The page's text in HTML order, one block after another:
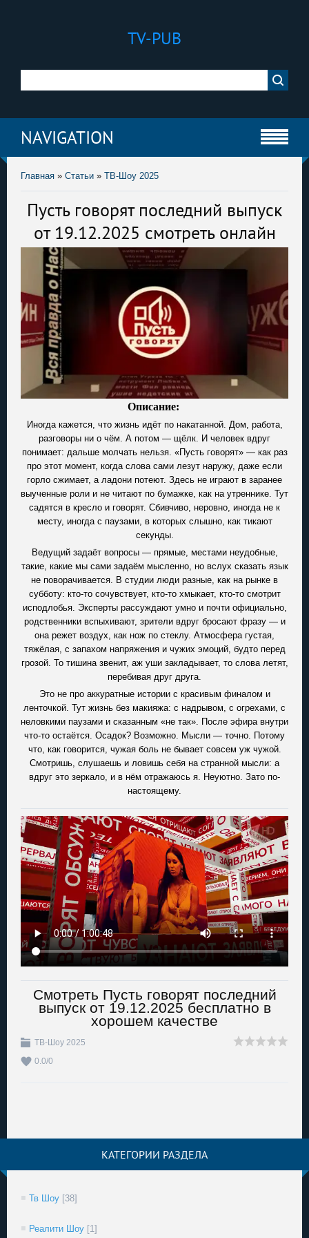
TV-PUB
NAVIGATION
Главная » Статьи » ТВ-Шоу 2025
Пусть говорят последний выпуск
от 19.12.2025 смотреть онлайн
Описание:
Иногда кажется, что жизнь идёт по накатанной. Дом, работа,
разговоры ни о чём. А потом — щёлк. И человек вдруг
понимает: дальше молчать нельзя. «Пусть говорят» — как раз
про этот момент, когда слова сами лезут наружу, даже если
горло сжимает, а ладони потеют. Здесь не играют в заранее
выученные роли и не читают по бумажке, как на утреннике. Тут
садятся в кресло и говорят. Сбивчиво, неровно, иногда не к
месту, иногда с паузами, в которых слышно, как тикают
секунды.
Ведущий задаёт вопросы — прямые, местами неудобные,
такие, какие мы сами задаём мысленно, но вслух сказать язык
не поворачивается. В студии люди разные, как на рынке в
субботу: кто-то сочувствует, кто-то хмыкает, кто-то смотрит
исподлобья. Эксперты рассуждают умно и почти официально,
родственники вспыхивают, зрители вдруг бросают фразу — и
она режет воздух, как нож по стеклу. Атмосфера густая,
тяжёлая, с запахом напряжения и чужих эмоций, будто перед
грозой. То тишина звенит, аж уши закладывает, то слова летят,
перебивая друг друга.
Это не про аккуратные истории с красивым финалом и
ленточкой. Тут жизнь без макияжа: с надрывом, с огрехами, с
неловкими паузами и сказанным «не так». После эфира внутри
что-то остаётся. Осадок? Возможно. Мысли — точно. Потому
что, как говорится, чужая боль не бывает совсем уж чужой.
Смотришь, слушаешь и ловишь себя на странной мысли: а
вдруг это зеркало, и в нём отражаюсь я. Неуютно. Зато по-
настоящему.
Смотреть Пусть говорят последний
выпуск от 19.12.2025 бесплатно в
хорошем качестве
ТВ-Шоу 2025
0.0/0
КАТЕГОРИИ РАЗДЕЛА
Тв Шоу [38]
Реалити Шоу [1]